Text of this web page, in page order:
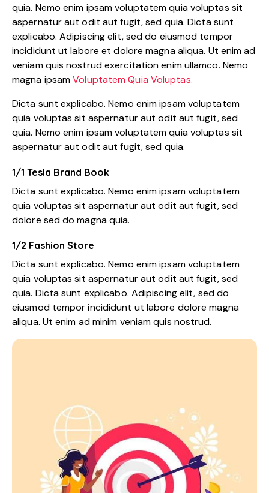
quia. Nemo enim ipsam voluptatem quia voluptas sit
aspernatur aut odit aut fugit, sed quia. Dicta sunt
explicabo. Adipiscing elit, sed do eiusmod tempor
incididunt ut labore et dolore magna aliqua. Ut enim ad
veniam quis nostrud exercitation enim ullamco. Nemo
magna ipsamVoluptatem Quia Voluptas.
Dicta sunt explicabo. Nemo enim ipsam voluptatem
quia voluptas sit aspernatur aut odit aut fugit, sed
quia. Nemo enim ipsam voluptatem quia voluptas sit
aspernatur aut odit aut fugit, sed quia.
1/1 Tesla Brand Book
Dicta sunt explicabo. Nemo enim ipsam voluptatem
quia voluptas sit aspernatur aut odit aut fugit, sed
dolore sed do magna quia.
1/2 Fashion Store
Dicta sunt explicabo. Nemo enim ipsam voluptatem
quia voluptas sit aspernatur aut odit aut fugit, sed
quia. Dicta sunt explicabo. Adipiscing elit, sed do
eiusmod tempor incididunt ut labore dolore magna
aliqua. Ut enim ad minim veniam quis nostrud.